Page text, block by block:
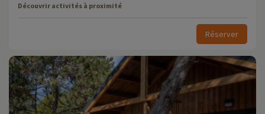
Découvrir activités à proximité
Réserver